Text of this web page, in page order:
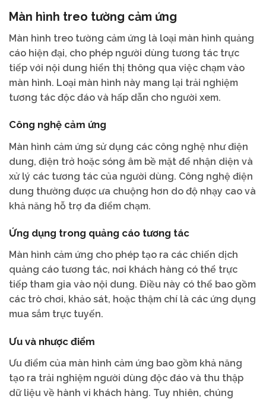
Màn hình treo tường cảm ứng
Màn hình treo tường cảm ứng là loại màn hình quảng
cáo hiện đại, cho phép người dùng tương tác trực
tiếp với nội dung hiển thị thông qua việc chạm vào
màn hình. Loại màn hình này mang lại trải nghiệm
tương tác độc đáo và hấp dẫn cho người xem.
Công nghệ cảm ứng
Màn hình cảm ứng sử dụng các công nghệ như điện
dung, điện trở hoặc sóng âm bề mặt để nhận diện và
xử lý các tương tác của người dùng. Công nghệ điện
dung thường được ưa chuộng hơn do độ nhạy cao và
khả năng hỗ trợ đa điểm chạm.
Ứng dụng trong quảng cáo tương tác
Màn hình cảm ứng cho phép tạo ra các chiến dịch
quảng cáo tương tác, nơi khách hàng có thể trực
tiếp tham gia vào nội dung. Điều này có thể bao gồm
các trò chơi, khảo sát, hoặc thậm chí là các ứng dụng
mua sắm trực tuyến.
Ưu và nhược điểm
Ưu điểm của màn hình cảm ứng bao gồm khả năng
tạo ra trải nghiệm người dùng độc đáo và thu thập
dữ liệu về hành vi khách hàng. Tuy nhiên, chúng